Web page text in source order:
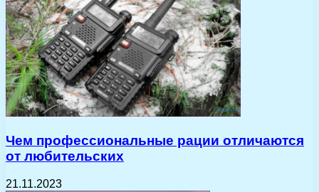
Чем профессиональные рации отличаются
от любительских
21.11.2023